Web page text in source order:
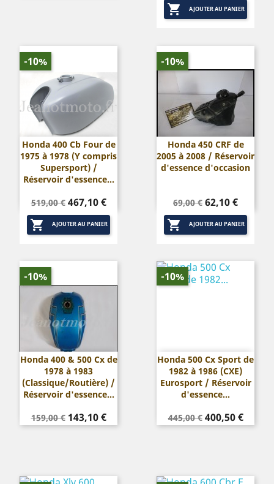
base
 AJOUTER AU PANIER
Honda 400 Cb Four de
1975 à 1978 (Y compris
Supersport) /
Réservoir d'essence...
Prix
de
base
519,00 € Prix
467,10 €
 AJOUTER AU PANIER
-10%
Honda 450 CRF de
2005 à 2008 / Réservoir
d'essence d'occasion
Prix
de
base
69,00 € Prix
62,10 €
 AJOUTER AU PANIER
-10%
Honda 400 & 500 Cx de
1978 à 1983
(Classique/Routière) /
Réservoir d'essence...
Prix
de
159,00 € Prix
143,10 €
-10%
Honda 500 Cx Sport de
1982 à 1986 (CXE)
Eurosport / Réservoir
d'essence...
Prix
de
445,00 € Prix
400,50 €
-10%